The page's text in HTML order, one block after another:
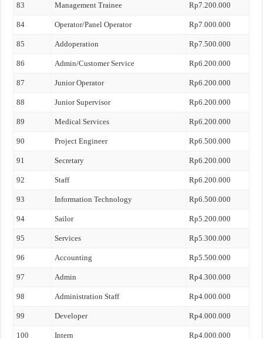
83 Management Trainee Rp7.200.000
84 Operator/Panel Operator Rp7.000.000
85 Addoperation Rp7.500.000
86 Admin/Customer Service Rp6.200.000
87 Junior Operator Rp6.200.000
88 Junior Supervisor Rp6.200.000
89 Medical Services Rp6.200.000
90 Project Engineer Rp6.500.000
91 Secretary Rp6.200.000
92 Staff Rp6.200.000
93 Information Technology Rp6.500.000
94 Sailor Rp5.200.000
95 Services Rp5.300.000
96 Accounting Rp5.500.000
97 Admin Rp4.300.000
98 Administration Staff Rp4.000.000
99 Developer Rp4.000.000
100 Intern Rp4.000.000